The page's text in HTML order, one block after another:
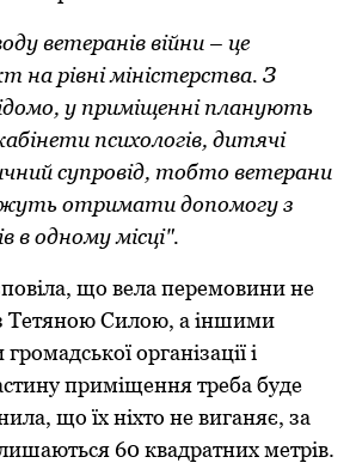
ветеранів війни – це
на рівні міністерства. З
у приміщенні планують
психологів, дитячі
супровід, тобто ветерани
отримати допомогу з
в одному місці".
що вела перемовини не
Тетяною Силою, а іншими
організації і
приміщення треба буде
що їх ніхто не виганяє, за
60 квадратних метрів.